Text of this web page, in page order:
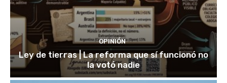
OPINIÓN
Ley de tierras | La reforma que sí funcionó no
la votó nadie